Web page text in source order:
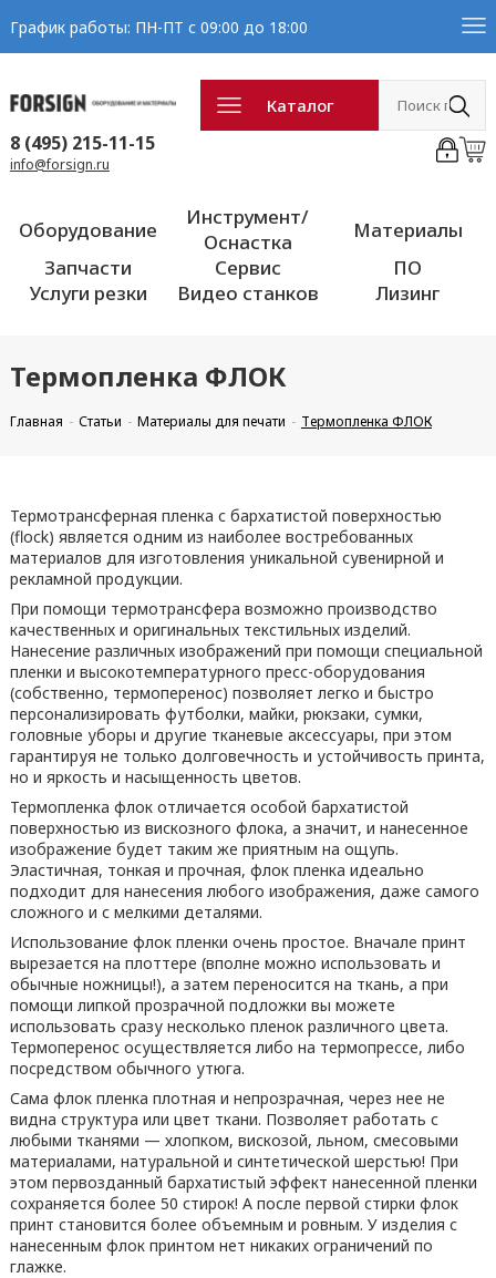
График работы: ПН-ПТ с 09:00 до 18:00
Каталог
8 (495) 215-11-15
info@forsign.ru
Оборудование
Инструмент/
Оснастка
Материалы
Запчасти
Сервис
ПО
Услуги резки
Видео станков Лизинг
Термопленка ФЛОК
Главная Статьи Материалы для печати Термопленка ФЛОК
Термотрансферная пленка с бархатистой поверхностью
(flock) является одним из наиболее востребованных
материалов для изготовления уникальной сувенирной и
рекламной продукции.
При помощи термотрансфера возможно производство
качественных и оригинальных текстильных изделий.
Нанесение различных изображений при помощи специальной
пленки и высокотемпературного пресс-оборудования
(собственно, термоперенос) позволяет легко и быстро
персонализировать футболки, майки, рюкзаки, сумки,
головные уборы и другие тканевые аксессуары, при этом
гарантируя не только долговечность и устойчивость принта,
но и яркость и насыщенность цветов.
Термопленка флок отличается особой бархатистой
поверхностью из вискозного флока, а значит, и нанесенное
изображение будет таким же приятным на ощупь.
Эластичная, тонкая и прочная, флок пленка идеально
подходит для нанесения любого изображения, даже самого
сложного и с мелкими деталями.
Использование флок пленки очень простое. Вначале принт
вырезается на плоттере (вполне можно использовать и
обычные ножницы!), а затем переносится на ткань, а при
помощи липкой прозрачной подложки вы можете
использовать сразу несколько пленок различного цвета.
Термоперенос осуществляется либо на термопрессе, либо
посредством обычного утюга.
Сама флок пленка плотная и непрозрачная, через нее не
видна структура или цвет ткани. Позволяет работать с
любыми тканями — хлопком, вискозой, льном, смесовыми
материалами, натуральной и синтетической шерстью! При
этом первозданный бархатистый эффект нанесенной пленки
сохраняется более 50 стирок! А после первой стирки флок
принт становится более объемным и ровным. У изделия с
нанесенным флок принтом нет никаких ограничений по
глажке.